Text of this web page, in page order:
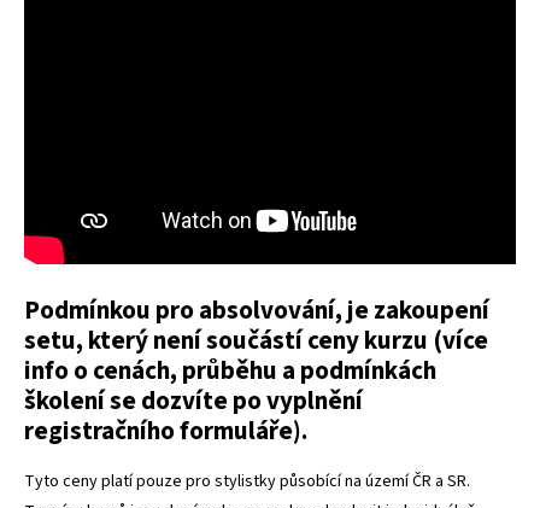
Podmínkou pro absolvování, je zakoupení
setu, který není součástí ceny kurzu (více
info o cenách, průběhu a podmínkách
školení se dozvíte po vyplnění
registračního formuláře).
Tyto ceny platí pouze pro stylistky působící na území ČR a SR.